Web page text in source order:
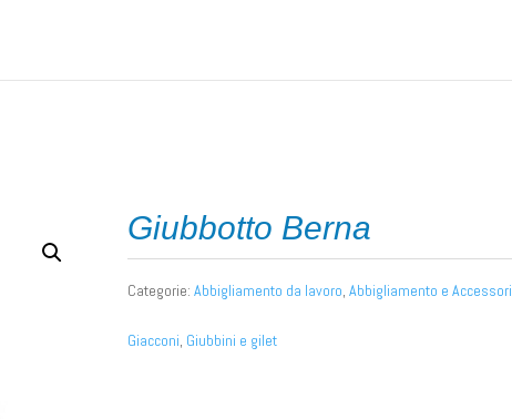
Giubbotto Berna
Categorie: Abbigliamento da lavoro, Abbigliamento e Accessori
Giacconi, Giubbini e gilet